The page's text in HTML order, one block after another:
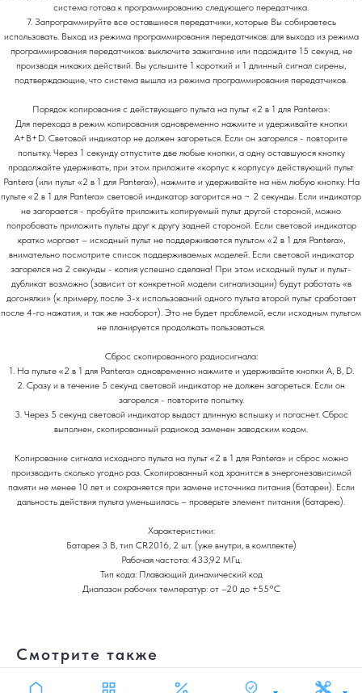
система готова к программированию следующего передатчика.
7. Запрограммируйте все оставшиеся передатчики, которые Вы собираетесь
использовать. Выход из режима программирования передатчиков: для выхода из режима
программирования передатчиков: выключите зажигание или подождите 15 секунд, не
производя никаких действий. Вы услышите 1 короткий и 1 длинный сигнал сирены,
подтверждающие, что система вышла из режима программирования передатчиков.
Порядок копирования с действующего пульта на пульт «2 в 1 для Pantera»:
Для перехода в режим копирования одновременно нажмите и удерживайте кнопки
A+B+D. Световой индикатор не должен загореться. Если он загорелся - повторите
попытку. Через 1 секунду отпустите две любые кнопки, а одну оставшуюся кнопку
продолжайте удерживать, при этом приложите «корпус к корпусу» действующий пульт
Pantera (или пульт «2 в 1 для Pantera»), нажмите и удерживайте на нём любую кнопку. На
пульте «2 в 1 для Pantera» световой индикатор загорится на ~ 2 секунды. Если индикатор
не загорается - пробуйте приложить копируемый пульт другой стороной, можно
попробовать приложить пульты друг к другу задней стороной. Если световой индикатор
кратко моргает – исходный пульт не поддерживается пультом «2 в 1 для Pantera»,
внимательно посмотрите список поддерживаемых моделей. Если световой индикатор
загорелся на 2 секунды - копия успешно сделана! При этом исходный пульт и пульт-
дубликат возможно (зависит от конкретной модели сигнализации) будут работать «в
догонялки» (к примеру, после 3-х использований одного пульта второй пульт сработает
после 4-го нажатия, и так же наоборот). Это не будет проблемой, если исходным пультом
не планируется продолжать пользоваться.
Сброс скопированного радиосигнала:
1. На пульте «2 в 1 для Pantera» одновременно нажмите и удерживайте кнопки A, B, D.
2. Сразу и в течение 5 секунд световой индикатор не должен загореться. Если он
загорелся - повторите попытку.
3. Через 5 секунд световой индикатор выдаст длинную вспышку и погаснет. Сброс
выполнен, скопированный радиокод заменен заводским кодом.
Копирование сигнала исходного пульта на пульт «2 в 1 для Pantera» и сброс можно
производить сколько угодно раз. Скопированный код хранится в энергонезависимой
памяти не менее 10 лет и сохраняется при замене источника питания (батареи). Если
дальность действия пульта уменьшилась – проверьте элемент питания (батарею).
Характеристики:
Батарея 3 В, тип CR2016, 2 шт. (уже внутри, в комплекте)
Рабочая частота: 433,92 МГц.
Тип кода: Плавающий динамический код
Диапазон рабочих температур: от –20 до +55°C
Смотрите также